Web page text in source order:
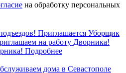
на обработку персональных
Приглашается Уборщик
Подробнее